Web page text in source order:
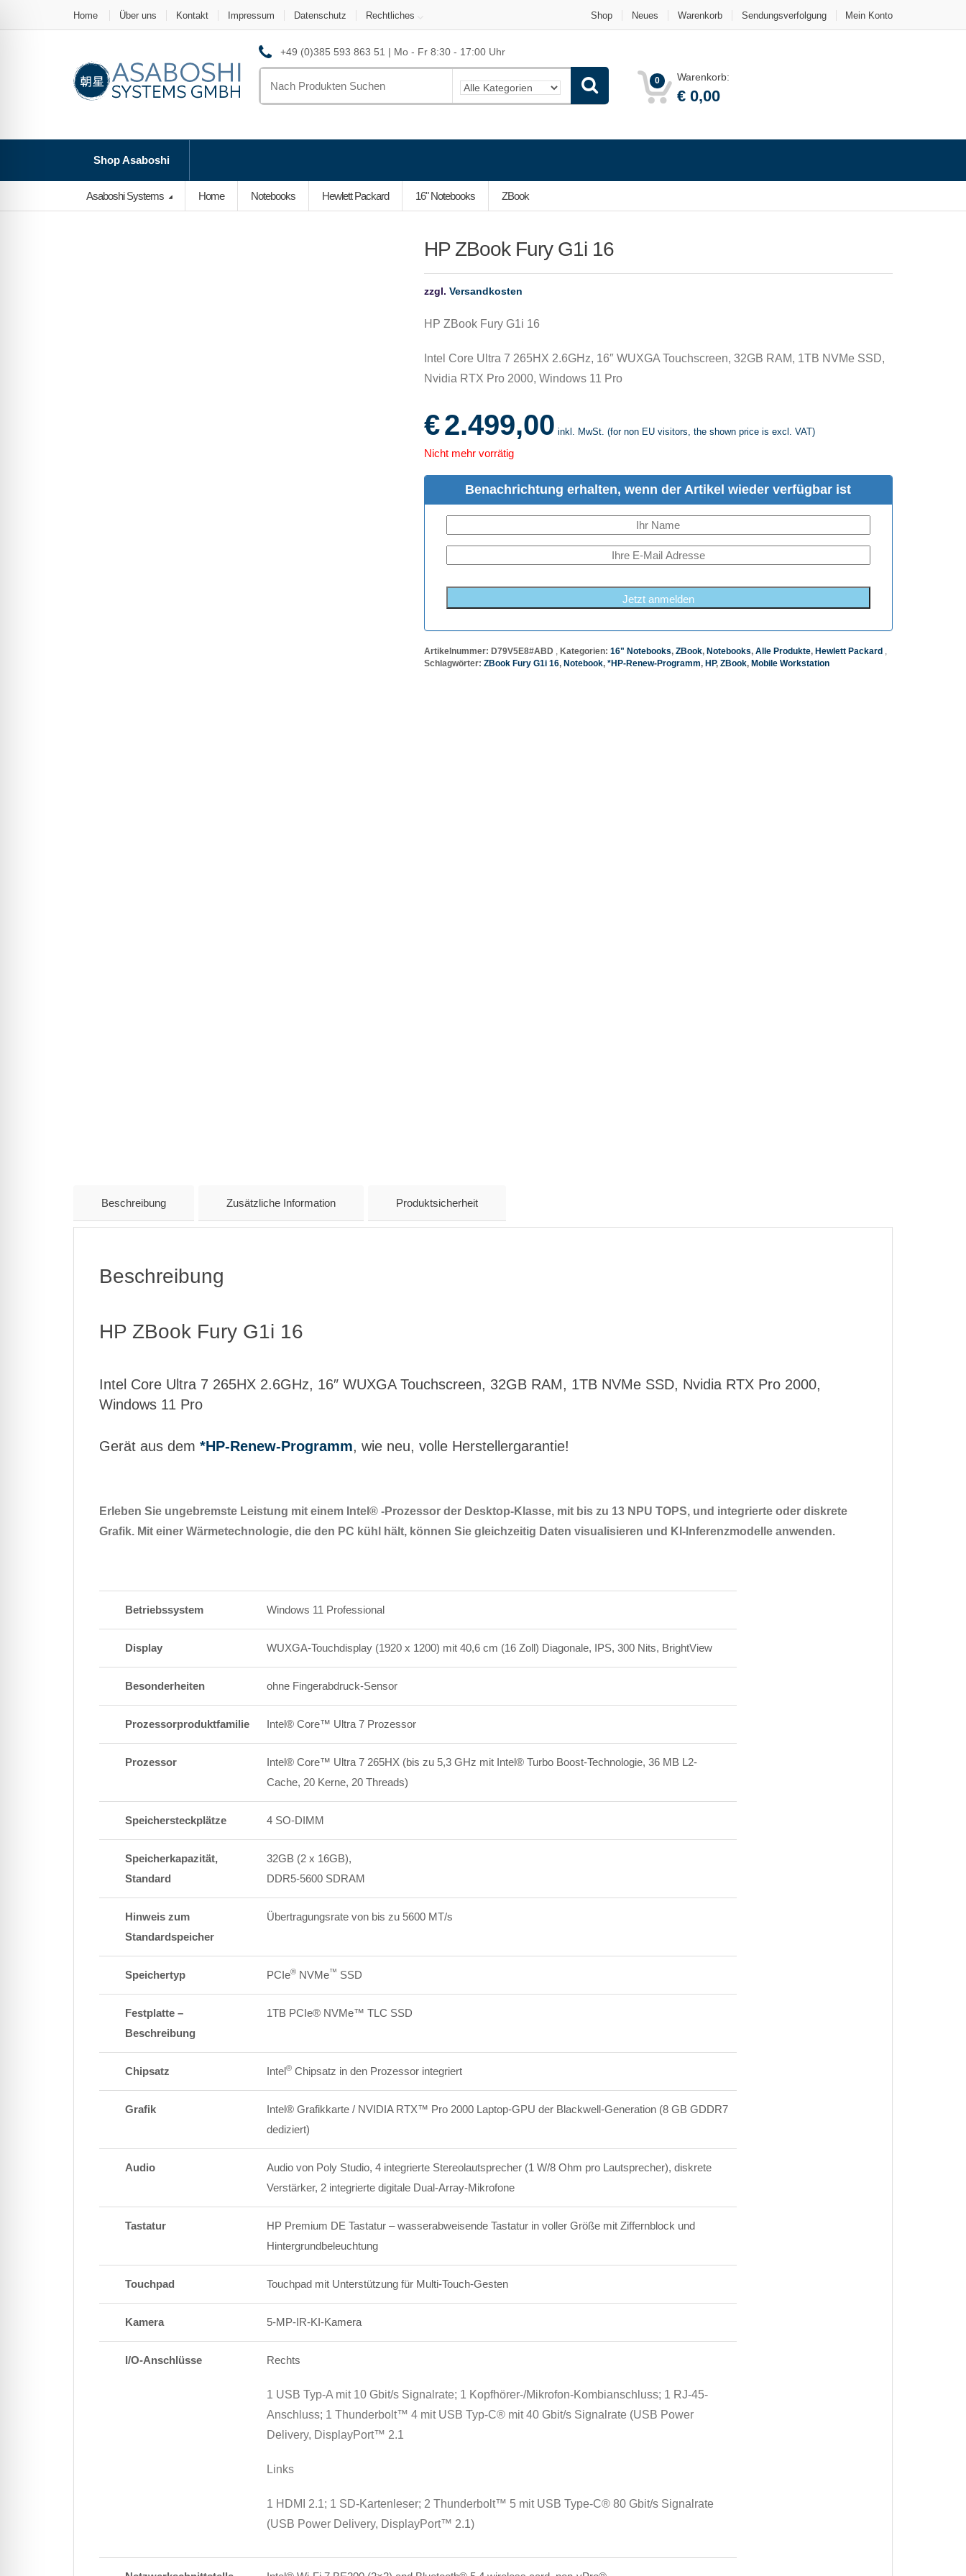
Home Über uns Kontakt Impressum Datenschutz Rechtliches Shop Neues Warenkorb Sendungsverfolgung Mein Konto
+49 (0)385 593 863 51 | Mo - Fr 8:30 - 17:00 Uhr
for:
0 Warenkorb:
€ 0,00
Shop Asaboshi
Asaboshi Systems Home Notebooks Hewlett Packard 16" Notebooks ZBook
HP ZBook Fury G1i 16
zzgl. Versandkosten
HP ZBook Fury G1i 16
Intel Core Ultra 7 265HX 2.6GHz, 16″ WUXGA Touchscreen, 32GB RAM, 1TB NVMe SSD,
Nvidia RTX Pro 2000, Windows 11 Pro
€2.499,00 inkl. MwSt. (for non EU visitors, the shown price is excl. VAT)
Nicht mehr vorrätig
Benachrichtung erhalten, wenn der Artikel wieder verfügbar ist
Jetzt anmelden
Artikelnummer: D79V5E8#ABD Kategorien: 16" Notebooks, ZBook, Notebooks, Alle Produkte, Hewlett Packard
Schlagwörter: ZBook Fury G1i 16, Notebook, *HP-Renew-Programm, HP, ZBook, Mobile Workstation
Beschreibung Zusätzliche Information Produktsicherheit
Beschreibung
HP ZBook Fury G1i 16
Intel Core Ultra 7 265HX 2.6GHz, 16″ WUXGA Touchscreen, 32GB RAM, 1TB NVMe SSD, Nvidia RTX Pro 2000,
Windows 11 Pro
Gerät aus dem *HP-Renew-Programm, wie neu, volle Herstellergarantie!
Erleben Sie ungebremste Leistung mit einem Intel® -Prozessor der Desktop-Klasse, mit bis zu 13 NPU TOPS, und integrierte oder diskrete
Grafik. Mit einer Wärmetechnologie, die den PC kühl hält, können Sie gleichzeitig Daten visualisieren und KI-Inferenzmodelle anwenden.
Betriebssystem Windows 11 Professional
Display WUXGA-Touchdisplay (1920 x 1200) mit 40,6 cm (16 Zoll) Diagonale, IPS, 300 Nits, BrightView
Besonderheiten ohne Fingerabdruck-Sensor
Prozessorproduktfamilie Intel® Core™ Ultra 7 Prozessor
Prozessor
Intel® Core™ Ultra 7 265HX (bis zu 5,3 GHz mit Intel® Turbo Boost-Technologie, 36 MB L2-
Cache, 20 Kerne, 20 Threads)
Speichersteckplätze 4 SO-DIMM
Speicherkapazität,
Standard
32GB (2 x 16GB),
DDR5-5600 SDRAM
Hinweis zum
Standardspeicher
Übertragungsrate von bis zu 5600 MT/s
Speichertyp PCIe® NVMe™ SSD
Festplatte –
Beschreibung
1TB PCIe® NVMe™ TLC SSD
Chipsatz Intel® Chipsatz in den Prozessor integriert
Grafik Intel® Grafikkarte / NVIDIA RTX™ Pro 2000 Laptop-GPU der Blackwell-Generation (8 GB GDDR7
dediziert)
Audio
Audio von Poly Studio, 4 integrierte Stereolautsprecher (1 W/8 Ohm pro Lautsprecher), diskrete
Verstärker, 2 integrierte digitale Dual-Array-Mikrofone
Tastatur
HP Premium DE Tastatur – wasserabweisende Tastatur in voller Größe mit Ziffernblock und
Hintergrundbeleuchtung
Touchpad Touchpad mit Unterstützung für Multi-Touch-Gesten
Kamera 5-MP-IR-KI-Kamera
I/O-Anschlüsse Rechts
1 USB Typ-A mit 10 Gbit/s Signalrate; 1 Kopfhörer-/Mikrofon-Kombianschluss; 1 RJ-45-
Anschluss; 1 Thunderbolt™ 4 mit USB Typ-C® mit 40 Gbit/s Signalrate (USB Power
Delivery, DisplayPort™ 2.1
Links
1 HDMI 2.1; 1 SD-Kartenleser; 2 Thunderbolt™ 5 mit USB Type-C® 80 Gbit/s Signalrate
(USB Power Delivery, DisplayPort™ 2.1)